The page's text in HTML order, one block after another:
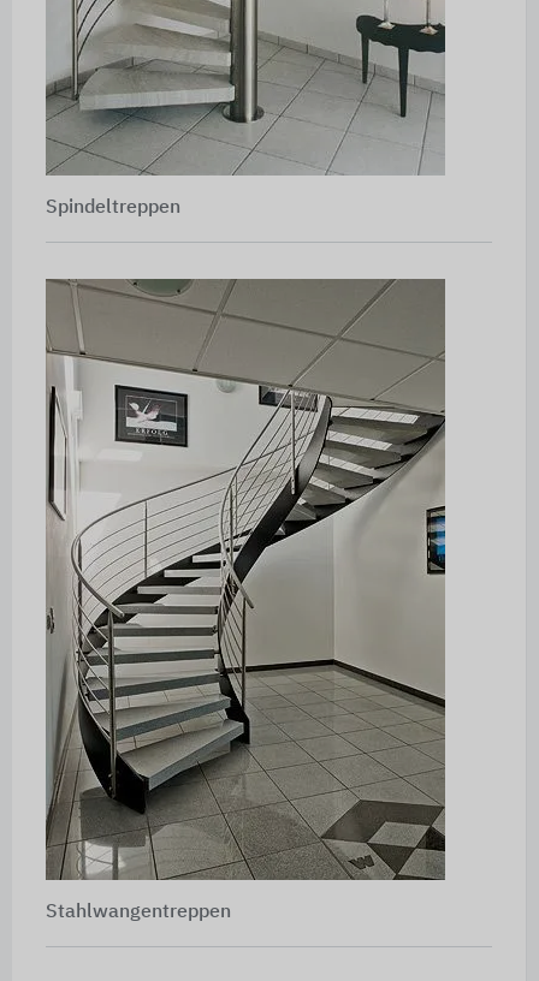
Spindeltreppen
Stahlwangentreppen